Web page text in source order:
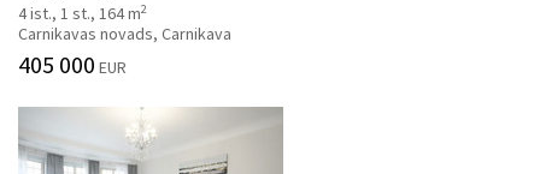
Kонтакты
4 ist., 1 st., 164 m2
Carnikavas novads, Carnikava
405 000 EUR